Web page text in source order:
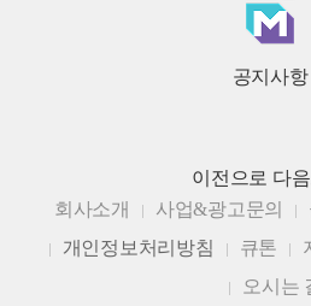
공지사항
이전으로 다
회사소개
사업&광고문의
개인정보처리방침
큐톤
오시는